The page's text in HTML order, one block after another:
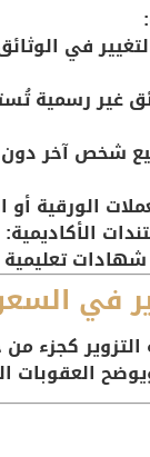
في
غير رسمية
شخص آخر دون
الورقية أو
الأكاديمية:
في
كجزء من
العقوبات